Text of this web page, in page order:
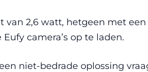
van 2,6 watt, hetgeen met
camera’s op te laden.
niet-bedrade oplossing